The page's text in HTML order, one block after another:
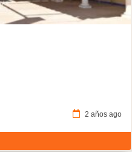
2 años ago